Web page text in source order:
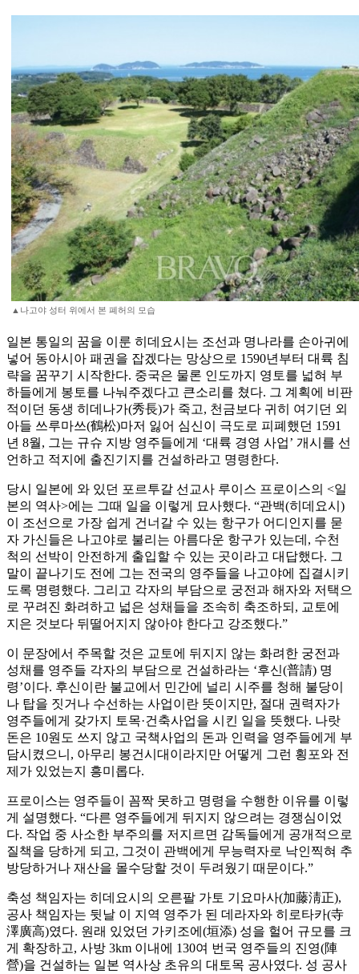
▲나고야 성터 위에서 본 폐허의 모습
일본 통일의 꿈을 이룬 히데요시는 조선과 명나라를 손아귀에
넣어 동아시아 패권을 잡겠다는 망상으로 1590년부터 대륙 침
략을 꿈꾸기 시작한다. 중국은 물론 인도까지 영토를 넓혀 부
하들에게 봉토를 나눠주겠다고 큰소리를 쳤다. 그 계획에 비판
적이던 동생 히데나가(秀長)가 죽고, 천금보다 귀히 여기던 외
아들 쓰루마쓰(鶴松)마저 잃어 심신이 극도로 피폐했던 1591
년 8월, 그는 규슈 지방 영주들에게 ‘대륙 경영 사업’ 개시를 선
언하고 적지에 출진기지를 건설하라고 명령한다.
당시 일본에 와 있던 포르투갈 선교사 루이스 프로이스의 <일
본의 역사>에는 그때 일을 이렇게 묘사했다. “관백(히데요시)
이 조선으로 가장 쉽게 건너갈 수 있는 항구가 어디인지를 묻
자 가신들은 나고야로 불리는 아름다운 항구가 있는데, 수천
척의 선박이 안전하게 출입할 수 있는 곳이라고 대답했다. 그
말이 끝나기도 전에 그는 전국의 영주들을 나고야에 집결시키
도록 명령했다. 그리고 각자의 부담으로 궁전과 해자와 저택으
로 꾸려진 화려하고 넓은 성채들을 조속히 축조하되, 교토에
지은 것보다 뒤떨어지지 않아야 한다고 강조했다.”
이 문장에서 주목할 것은 교토에 뒤지지 않는 화려한 궁전과
성채를 영주들 각자의 부담으로 건설하라는 ‘후신(普請) 명
령’이다. 후신이란 불교에서 민간에 널리 시주를 청해 불당이
나 탑을 짓거나 수선하는 사업이란 뜻이지만, 절대 권력자가
영주들에게 갖가지 토목·건축사업을 시킨 일을 뜻했다. 나랏
돈은 10원도 쓰지 않고 국책사업의 돈과 인력을 영주들에게 부
담시켰으니, 아무리 봉건시대이라지만 어떻게 그런 횡포와 전
제가 있었는지 흥미롭다.
프로이스는 영주들이 꼼짝 못하고 명령을 수행한 이유를 이렇
게 설명했다. “다른 영주들에게 뒤지지 않으려는 경쟁심이었
다. 작업 중 사소한 부주의를 저지르면 감독들에게 공개적으로
질책을 당하게 되고, 그것이 관백에게 무능력자로 낙인찍혀 추
방당하거나 재산을 몰수당할 것이 두려웠기 때문이다.”
축성 책임자는 히데요시의 오른팔 가토 기요마사(加藤淸正),
공사 책임자는 뒷날 이 지역 영주가 된 데라자와 히로타카(寺
澤廣高)였다. 원래 있었던 가키조에(垣添) 성을 헐어 규모를 크
게 확장하고, 사방 3km 이내에 130여 번국 영주들의 진영(陣
營)을 건설하는 일본 역사상 초유의 대토목 공사였다. 성 공사